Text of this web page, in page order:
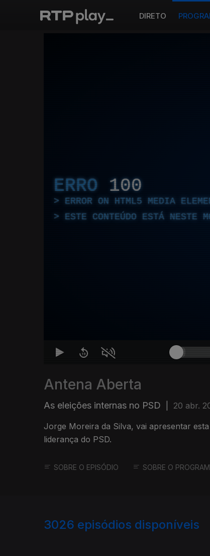
DIRETO
ERRO 100
ERROR ON HTML5 MEDIA
ESTE CONTEÚDO ESTÁ NESTE
Antena Aberta
As eleições internas no PSD 20 abr.
Jorge Moreira da Silva, vai apresentar
liderança do PSD.
SOBRE O EPISÓDIO SOBRE O
3026 episódios disponíveis